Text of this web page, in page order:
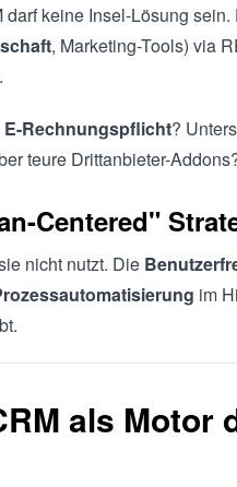
keine Insel-Lösung
, Marketing-Tools) via
E-Rechnungspflicht?
teure Drittanbieter-
Centered"
nicht nutzt. Die
im
als Motor